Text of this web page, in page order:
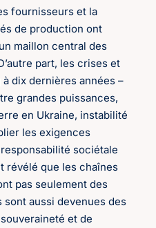
fournisseurs et la
de production ont
maillon central des
part, les crises et
dix dernières années –
grandes puissances,
en Ukraine, instabilité
les exigences
sociétale
révélé que les chaînes
pas seulement des
aussi devenues des
et de